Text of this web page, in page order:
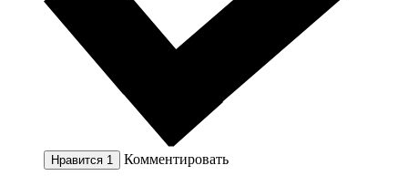
Нравится 1 Комментировать